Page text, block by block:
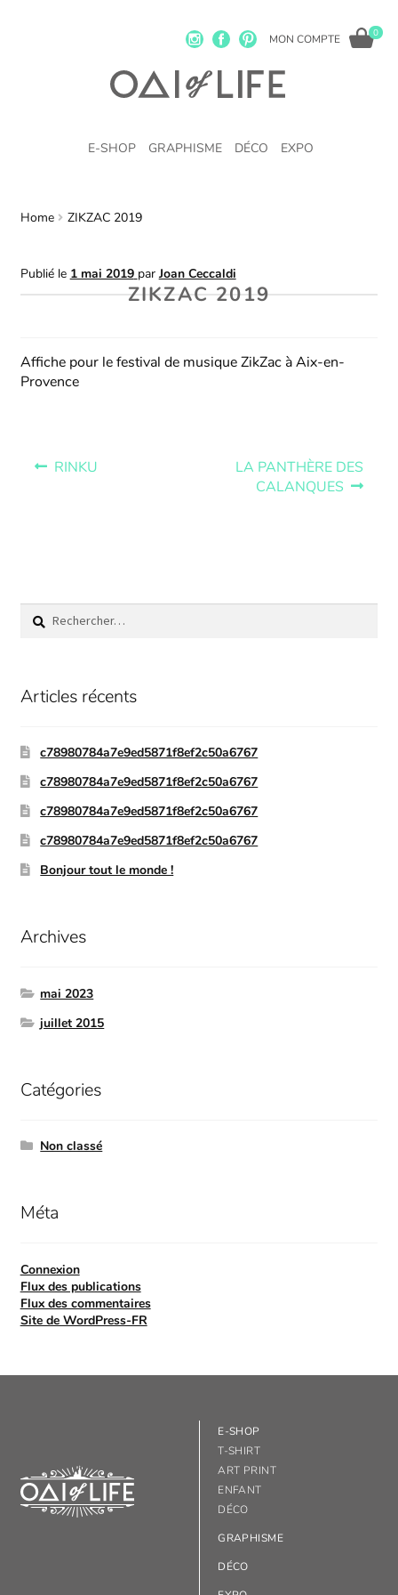
MON COMPTE 0
E-SHOP GRAPHISME DÉCO EXPO
Home ZIKZAC 2019
Publié le 1 mai 2019 parJoan Ceccaldi
ZIKZAC 2019
Affiche pour le festival de musique ZikZac à Aix-en-
Provence
RINKU
LA PANTHÈRE DES
CALANQUES
Articles récents
c78980784a7e9ed5871f8ef2c50a6767
c78980784a7e9ed5871f8ef2c50a6767
c78980784a7e9ed5871f8ef2c50a6767
c78980784a7e9ed5871f8ef2c50a6767
Bonjour tout le monde !
Archives
mai 2023
juillet 2015
Catégories
Non classé
Méta
Connexion
Flux des publications
Flux des commentaires
Site de WordPress-FR
E-SHOP
T-SHIRT
ART PRINT
ENFANT
DÉCO
GRAPHISME
DÉCO